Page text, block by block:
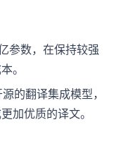
参数，在保持较强
。
的翻译集成模型，
加优质的译文。